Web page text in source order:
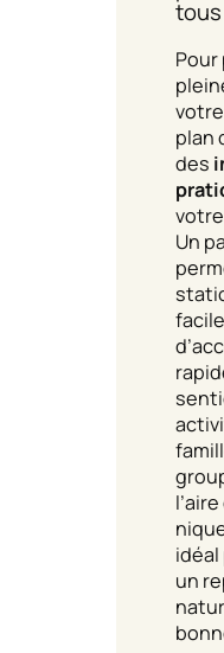
tous
plan
des
Un
un